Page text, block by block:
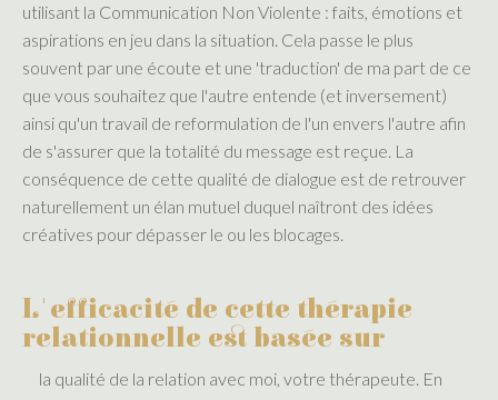
utilisant la Communication Non Violente : faits, émotions et
aspirations en jeu dans la situation. Cela passe le plus
souvent par une écoute et une 'traduction' de ma part de ce
que vous souhaitez que l'autre entende (et inversement)
ainsi qu'un travail de reformulation de l'un envers l'autre afin
de s'assurer que la totalité du message est reçue. La
conséquence de cette qualité de dialogue est de retrouver
naturellement un élan mutuel duquel naîtront des idées
créatives pour dépasser le ou les blocages.
L'efficacité de cette thérapie
relationnelle est basée sur
la qualité de la relation avec moi, votre thérapeute. En